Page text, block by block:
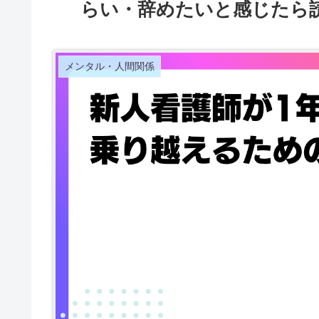
らい・辞めたいと感じたら
メンタル・人間関係